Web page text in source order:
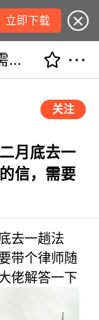
立即下载
收到一封法院的信，需要我在二月底去一趟法院，也是第一次收到法院的信，需要带个律师
关注
月底去一
信，需要
去一趟法
带个律师随
佬解答一下